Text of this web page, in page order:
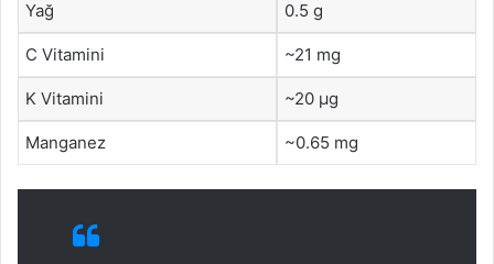
Yağ 0.5 g
C Vitamini ~21 mg
K Vitamini ~20 µg
Manganez ~0.65 mg